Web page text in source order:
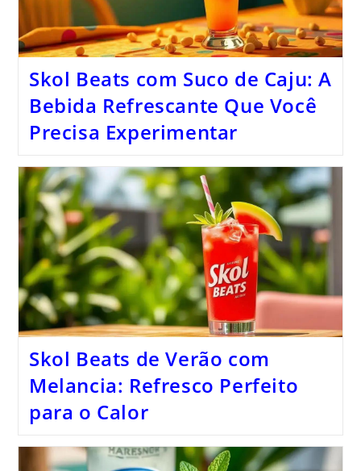
Skol Beats com Suco de Caju: A
Bebida Refrescante Que Você
Precisa Experimentar
Skol Beats de Verão com
Melancia: Refresco Perfeito
para o Calor